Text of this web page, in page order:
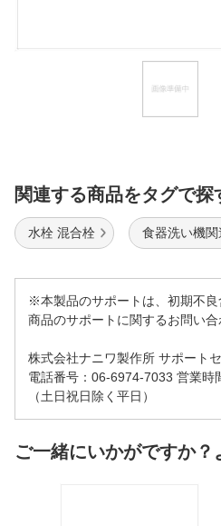
関連する商品をタグで探
水栓 混合栓 食器洗い機
※本製品のサポートは、初期不良
商品のサポートに関するお問い
株式会社ナニワ製作所 サポート
電話番号：06-6974-7033 営業時
（土日祝日除く平日）
ご一緒にいかがですか？